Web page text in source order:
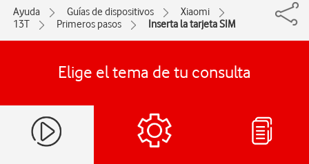
Ayuda Guías de dispositivos
Xiaomi
13T
Primeros pasos Inserta la tarjeta SIM
Elige el tema de tu consulta